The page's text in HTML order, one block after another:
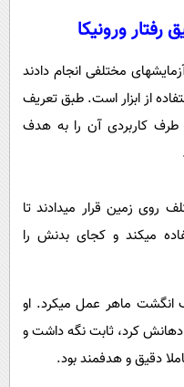
ورونیکا
مختلفی انجام دادند
از ابزار است. طبق تعریف
طرف کاربردی آن را به هدف
روی زمین قرار میدادند تا
میکند و کجای بدنش را
انگشت ماهر عمل میکرد. او
دهانش کرد، ثابت نگه داشت و
دقیق و هدفمند بود.